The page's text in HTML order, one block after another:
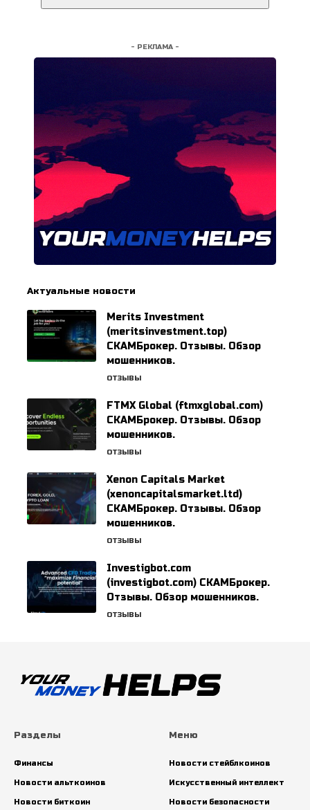
- РЕКЛАМА -
Актуальные новости
Merits Investment
(meritsinvestment.top)
СКАМБрокер. Отзывы. Обзор
мошенников.
ОТЗЫВЫ
FTMX Global (ftmxglobal.com)
СКАМБрокер. Отзывы. Обзор
мошенников.
ОТЗЫВЫ
Xenon Capitals Market
(xenoncapitalsmarket.ltd)
СКАМБрокер. Отзывы. Обзор
мошенников.
ОТЗЫВЫ
Investigbot.com
(investigbot.com) СКАМБрокер.
Отзывы. Обзор мошенников.
ОТЗЫВЫ
Разделы
Финансы
Новости альткоинов
Новости биткоин
Меню
Новости стейблкоинов
Искусственный интеллект
Новости безопасности